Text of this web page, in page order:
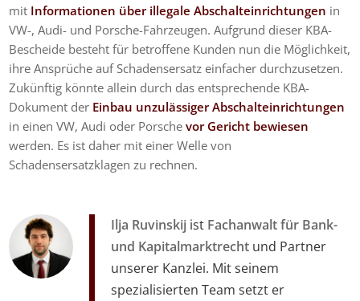
mit Informationen über illegale Abschalteinrichtungen in
VW-, Audi- und Porsche-Fahrzeugen. Aufgrund dieser KBA-
Bescheide besteht für betroffene Kunden nun die Möglichkeit,
ihre Ansprüche auf Schadensersatz einfacher durchzusetzen.
Zukünftig könnte allein durch das entsprechende KBA-
Dokument der Einbau unzulässiger Abschalteinrichtungen
in einen VW, Audi oder Porschevor Gericht bewiesen
werden. Es ist daher mit einer Welle von
Schadensersatzklagen zu rechnen.
Ilja Ruvinskij ist Fachanwalt für Bank-
und Kapitalmarktrecht und Partner
unserer Kanzlei. Mit seinem
spezialisierten Team setzt er